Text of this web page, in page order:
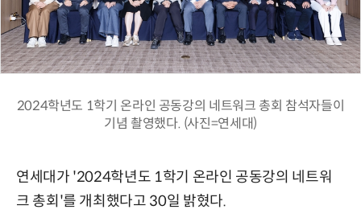
2024학년도 1학기 온라인 공동강의 네트워크 총회 참석자들이
기념 촬영했다. (사진=연세대)
연세대가 '2024학년도 1학기 온라인 공동강의 네트워
크 총회'를 개최했다고 30일 밝혔다.